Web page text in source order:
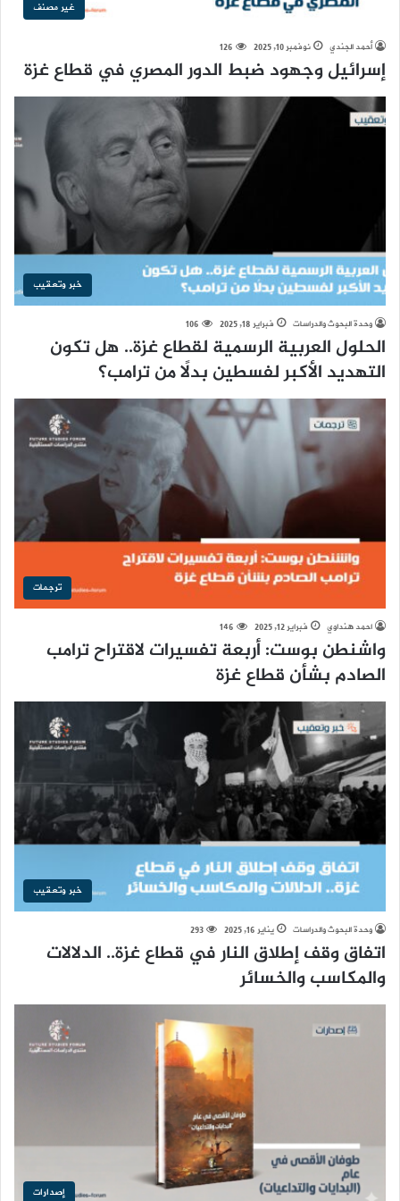
غير مصنف
أحمد الجندي نوفمبر 10, 2025 126
إسرائيل وجهود ضبط الدور المصري في قطاع غزة
خبر وتعقيب
وحدة البحوث والدراسات فبراير 18, 2025 106
الحلول العربية الرسمية لقطاع غزة.. هل تكون
التهديد الأكبر لفسطين بدلًا من ترامب؟
ترجمات
احمد هنداوي فبراير 12, 2025 146
واشنطن بوست: أربعة تفسيرات لاقتراح ترامب
الصادم بشأن قطاع غزة
خبر وتعقيب
وحدة البحوث والدراسات يناير 16, 2025 293
اتفاق وقف إطلاق النار في قطاع غزة.. الدلالات
والمكاسب والخسائر
إصدارات